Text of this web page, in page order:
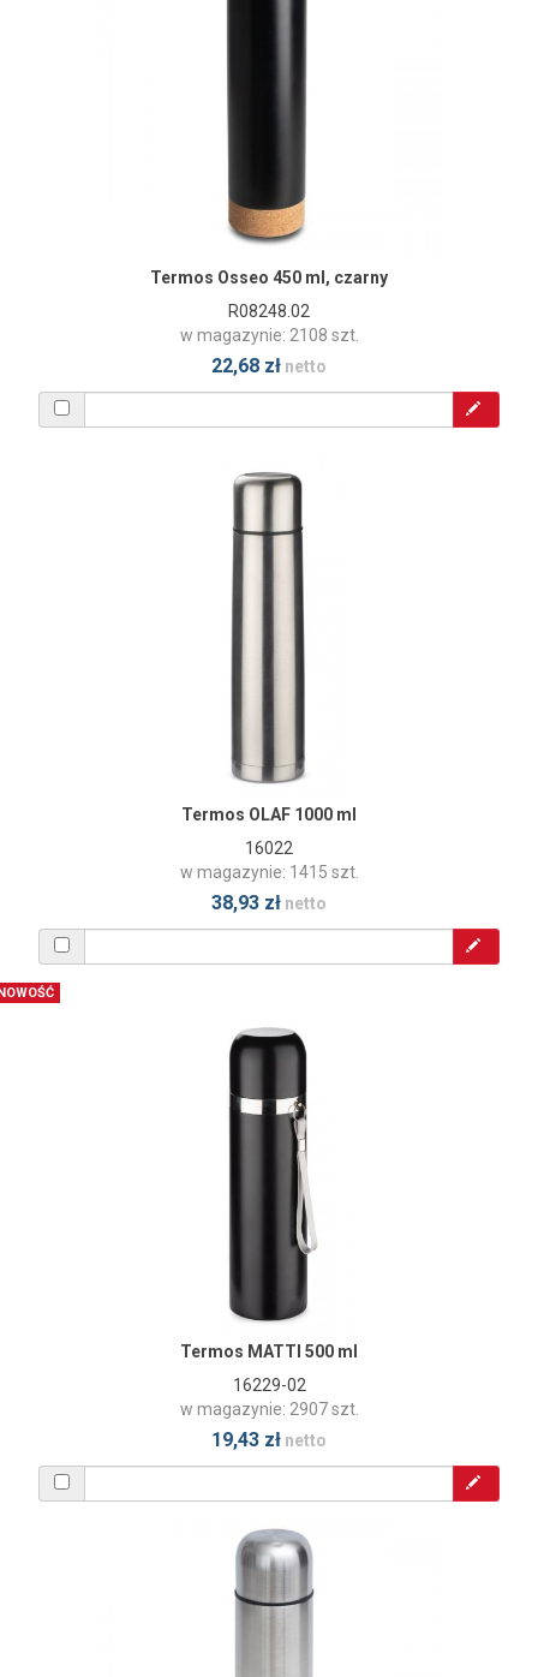
Termos Osseo 450 ml, czarny
R08248.02
w magazynie: 2108 szt.
22,68 zł netto
Termos OLAF 1000 ml
16022
w magazynie: 1415 szt.
38,93 zł netto
Termos MATTI 500 ml
16229-02
w magazynie: 2907 szt.
19,43 zł netto